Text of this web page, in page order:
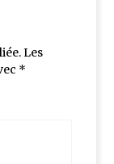
Les
*